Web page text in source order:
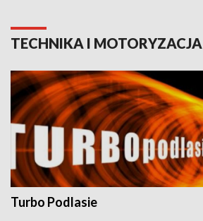
TECHNIKA I MOTORYZACJA
Turbo Podlasie